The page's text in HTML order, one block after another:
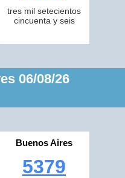
tres mil setecientos
cincuenta y seis
06/08/26
Buenos Aires
5379